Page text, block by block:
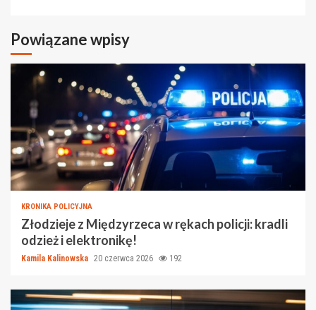
Powiązane wpisy
KRONIKA POLICYJNA
Złodzieje z Międzyrzeca w rękach policji: kradli
odzież i elektronikę!
Kamila Kalinowska 20 czerwca 2026 192